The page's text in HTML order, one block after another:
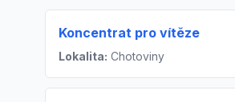
Koncentrat pro vítěze
Lokalita: Chotoviny